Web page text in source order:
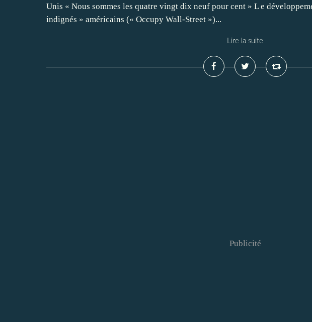
Unis « Nous sommes les quatre vingt dix neuf pour cent » L e
indignés » américains (« Occupy Wall-Street »)...
Lire la suite
Publicité